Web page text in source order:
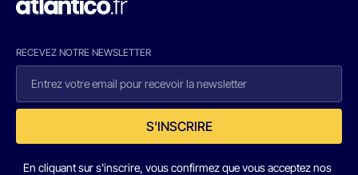
RECEVEZ NOTRE NEWSLETTER
S'INSCRIRE
En cliquant sur s'inscrire, vous confirmez que vous acceptez nos